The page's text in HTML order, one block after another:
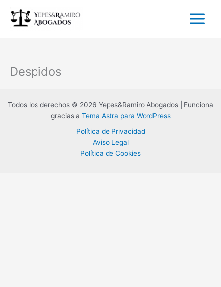
contenido
Despidos
Todos los derechos © 2026 Yepes&Ramiro Abogados | Funciona
gracias a Tema Astra para WordPress
Política de Privacidad
Aviso Legal
Política de Cookies